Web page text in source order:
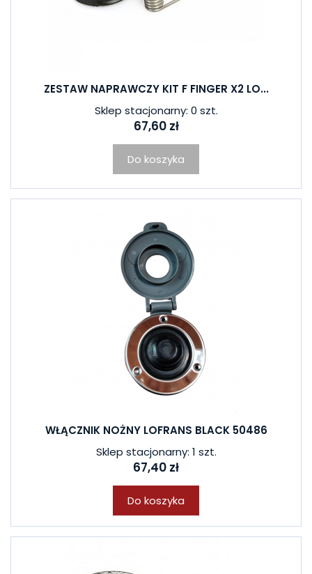
ZESTAW NAPRAWCZY KIT F FINGER X2 LO...
Sklep stacjonarny: 0 szt.
67,60 zł
Do koszyka
WŁĄCZNIK NOŻNY LOFRANS BLACK 50486
Sklep stacjonarny: 1 szt.
67,40 zł
Do koszyka